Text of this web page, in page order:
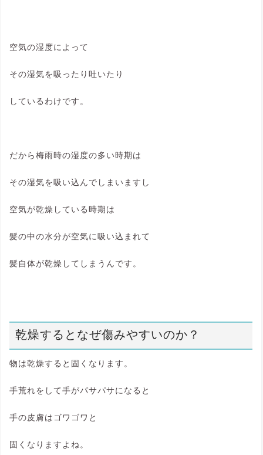
空気の湿度によって
その湿気を吸ったり吐いたり
しているわけです。
だから梅雨時の湿度の多い時期は
その湿気を吸い込んでしまいますし
空気が乾燥している時期は
髪の中の水分が空気に吸い込まれて
髪自体が乾燥してしまうんです。
乾燥するとなぜ傷みやすいのか？
物は乾燥すると固くなります。
手荒れをして手がパサパサになると
手の皮膚はゴワゴワと
固くなりますよね。